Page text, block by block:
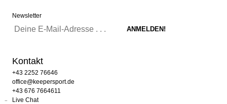
Newsletter
Kontakt
+43 2252 76646
office@keepersport.de
+43 676 7664611
Live Chat